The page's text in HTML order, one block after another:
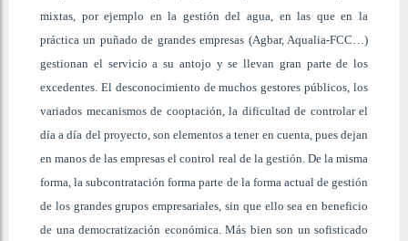
mixtas, por ejemplo en la gestión del agua, en las que en la
práctica un puñado de grandes empresas (Agbar, Aqualia-FCC…)
gestionan el servicio a su antojo y se llevan gran parte de los
excedentes. El desconocimiento de muchos gestores públicos, los
variados mecanismos de cooptación, la dificultad de controlar el
día a día del proyecto, son elementos a tener en cuenta, pues dejan
en manos de las empresas el control real de la gestión. De la misma
forma, la subcontratación forma parte de la forma actual de gestión
de los grandes grupos empresariales, sin que ello sea en beneficio
de una democratización económica. Más bien son un sofisticado